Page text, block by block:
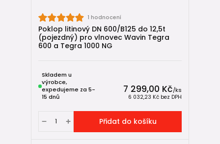
1 hodnocení
Poklop litinový DN 600/B125 do 12,5t
(pojezdný) pro vlnovec Wavin Tegra
600 a Tegra 1000 NG
7 299,00 Kč/ks
6 032,23 Kč bez DPH
Skladem u
výrobce,
expedujeme za 5-
15 dnů
Přidat do košíku